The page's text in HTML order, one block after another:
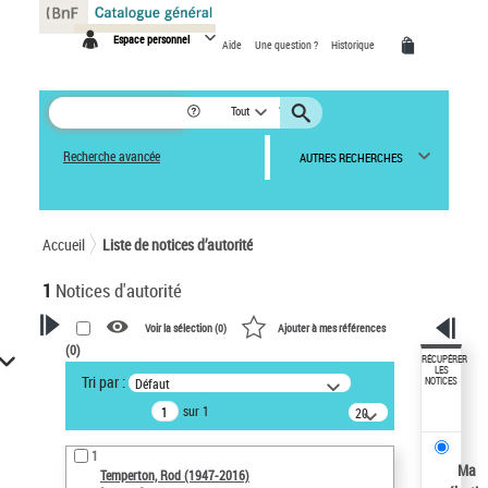
Espace personnel Aide Une question ? Historique
Tout
Recherche avancée AUTRES RECHERCHES
Accueil Liste de notices d’autorité
1 Notices d'autorité
VOTRE RECHERCHE
Recherche avancée dans les
notices d’autorité
Œuvres liées à l'auteur :
Temperton, Rod (1947-2016)
Voir la sélection (0) Ajouter à mes références
(0)
Tri par : Défaut
sur 1
20
résultats/page
1
Temperton, Rod (1947-2016)
RÉCUPÉRER
LES
NOTICES
Ma
Panneau de gestion des cookies